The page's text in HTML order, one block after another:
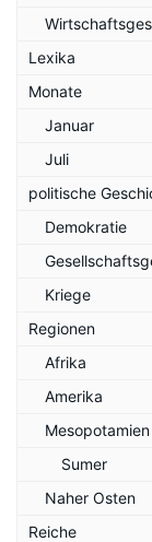
Lexika
Monate
Januar
Juli
politische
Demokratie
Kriege
Regionen
Afrika
Amerika
Mesopotamien
Sumer
Naher Osten
Reiche